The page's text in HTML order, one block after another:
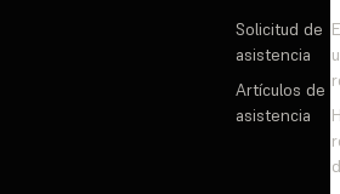
Solicitud de
asistencia
Artículos de
asistencia